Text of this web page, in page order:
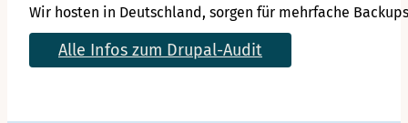
Wir hosten in Deutschland, sorgen für mehrfache
Alle Infos zum Drupal-Audit